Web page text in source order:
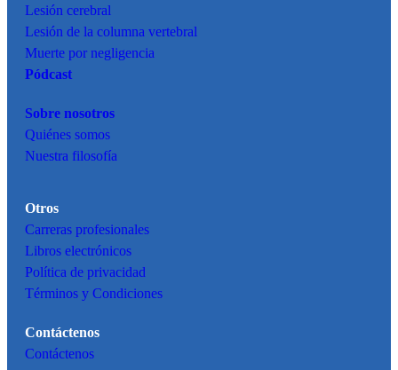
Lesión cerebral
Lesión de la columna vertebral
Muerte por negligencia
Pódcast
Sobre nosotros
Quiénes somos
Nuestra filosofía
Otros
Carreras profesionales
Libros electrónicos
Política de privacidad
Términos y Condiciones
Contáctenos
Contáctenos